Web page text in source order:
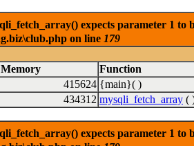
expects parameter 1 to
on line 179
Memory
Function
415624 {main}( )
434312 mysqli_fetch_array (
expects parameter 1 to